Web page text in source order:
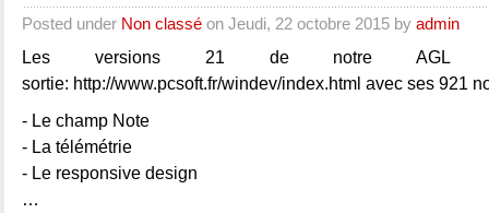
Posted under Non classé on Jeudi, 22 octobre 2015 by admin
Les versions 21 de notre AGL
sortie: http://www.pcsoft.fr/windev/index.html avec ses 921
- Le champ Note
- La télémétrie
- Le responsive design
…